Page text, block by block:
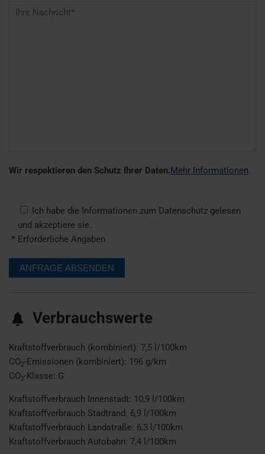
Wir respektieren den Schutz Ihrer Daten.Mehr Informationen.
Ich habe die Informationen zum Datenschutz gelesen
und akzeptiere sie.
* Erforderliche Angaben
Verbrauchswerte
Kraftstoffverbrauch (kombiniert): 7,5 l/100km
CO2-Emissionen (kombiniert): 196 g/km
CO2-Klasse: G
Kraftstoffverbrauch Innenstadt: 10,9 l/100km
Kraftstoffverbrauch Stadtrand: 6,9 l/100km
Kraftstoffverbrauch Landstraße: 6,3 l/100km
Kraftstoffverbrauch Autobahn: 7,4 l/100km